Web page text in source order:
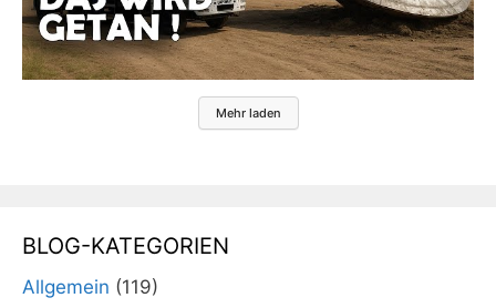
Mehr laden
BLOG-KATEGORIEN
Allgemein (119)